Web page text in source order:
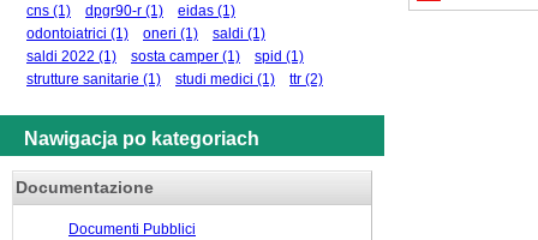
cns (1) dpgr90-r (1) eidas (1)
odontoiatrici (1) oneri (1) saldi (1)
saldi 2022 (1) sosta camper (1) spid (1)
strutture sanitarie (1) studi medici (1) ttr (2)
Nawigacja po kategoriach
Documentazione
Documenti Pubblici